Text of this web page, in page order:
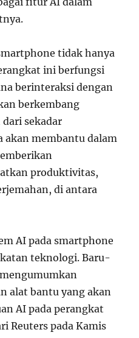
tidak hanya
ini berfungsi
berinteraksi dengan
berkembang
sekadar
akan membantu dalam
produktivitas,
di antara
AI pada smartphone
teknologi. Baru-
alat bantu yang akan
AI pada perangkat
Reuters pada Kamis